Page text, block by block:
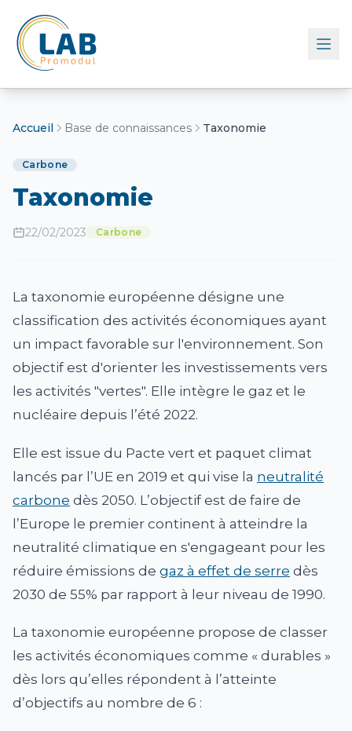
Retour à l'accueil
Accueil Base de connaissances Taxonomie
Carbone
Taxonomie
22/02/2023 Carbone
La taxonomie européenne désigne une
classification des activités économiques ayant
un impact favorable sur l'environnement. Son
objectif est d'orienter les investissements vers
les activités "vertes". Elle intègre le gaz et le
nucléaire depuis l’été 2022.
Elle est issue du Pacte vert et paquet climat
lancés par l’UE en 2019 et qui vise la neutralité
carbone dès 2050. L’objectif est de faire de
l’Europe le premier continent à atteindre la
neutralité climatique en s'engageant pour les
réduire émissions de gaz à effet de serre dès
2030 de 55% par rapport à leur niveau de 1990.
La taxonomie européenne propose de classer
les activités économiques comme « durables »
dès lors qu’elles répondent à l’atteinte
d’objectifs au nombre de 6 :